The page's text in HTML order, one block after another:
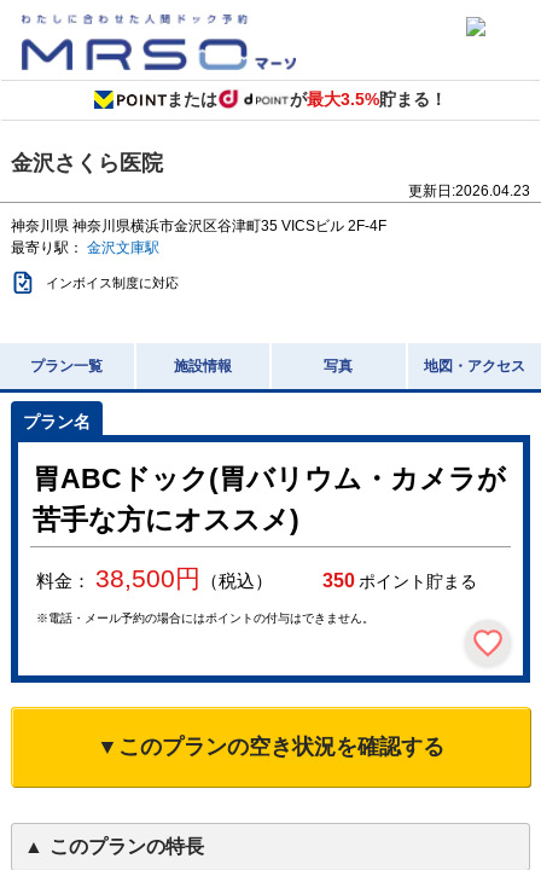
または が最大3.5%貯まる！
金沢さくら医院
更新日:2026.04.23
神奈川県 神奈川県横浜市金沢区谷津町35 VICSビル 2F-4F
最寄り駅： 金沢文庫駅
インボイス制度に対応
プラン一覧 施設情報 写真 地図・アクセス
胃ABCドック(胃バリウム・カメラが
苦手な方にオススメ)
料金： 38,500円 （税込） 350ポイント貯まる
※電話・メール予約の場合にはポイントの付与はできません。
▼このプランの空き状況を確認する
このプランの特長